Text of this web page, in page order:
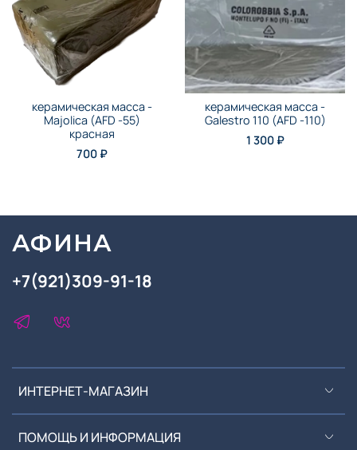
керамическая масса -
Majolica (AFD -55)
красная
700 ₽
керамическая масса -
Galestro 110 (AFD -110)
1 300 ₽
ИНТЕРНЕТ-МАГАЗИН
ПОМОЩЬ И ИНФОРМАЦИЯ
+7(921)309-91-18
АФИНА